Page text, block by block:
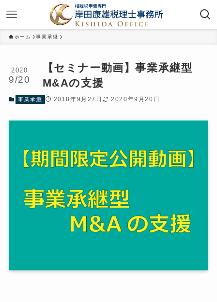
ホーム 事業承継
【セミナー動画】事業承継型
M&Aの支援
2020
9/20
事業承継 2018年9月27日 2020年9月20日